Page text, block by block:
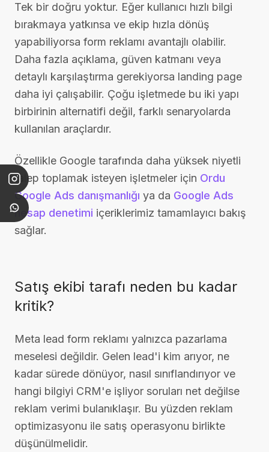
Tek bir doğru yoktur. Eğer kullanıcı hızlı bilgi
bırakmaya yatkınsa ve ekip hızla dönüş
yapabiliyorsa form reklamı avantajlı olabilir.
Daha fazla açıklama, güven katmanı veya
detaylı karşılaştırma gerekiyorsa landing page
daha iyi çalışabilir. Çoğu işletmede bu iki yapı
birbirinin alternatifi değil, farklı senaryolarda
kullanılan araçlardır.
Özellikle Google tarafında daha yüksek niyetli
talep toplamak isteyen işletmeler için Ordu
Google Ads danışmanlığı ya da Google Ads
hesap denetimi içeriklerimiz tamamlayıcı bakış
sağlar.
Satış ekibi tarafı neden bu kadar
kritik?
Meta lead form reklamı yalnızca pazarlama
meselesi değildir. Gelen lead'i kim arıyor, ne
kadar sürede dönüyor, nasıl sınıflandırıyor ve
hangi bilgiyi CRM'e işliyor soruları net değilse
reklam verimi bulanıklaşır. Bu yüzden reklam
optimizasyonu ile satış operasyonu birlikte
düşünülmelidir.